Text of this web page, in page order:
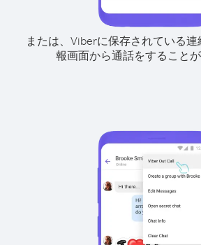
または、Viberに保存されている
報画面から通話をすることが